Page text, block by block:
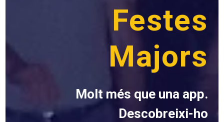
Festes
Majors
Molt més que una app.
Descobreixi-ho